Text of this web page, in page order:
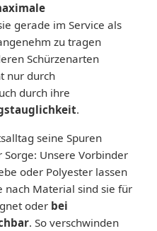
gerade im Service als
zu tragen
Schürzenarten
nur durch
durch ihre
.
seine Spuren
Unsere Vorbinder
oder Polyester lassen
nach Material sind sie für
oder bei
. So verschwinden